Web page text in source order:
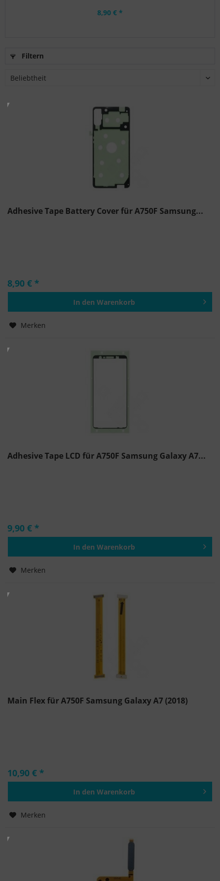
8,90 € *
Filtern
Adhesive Tape Battery Cover für A750F Samsung...
8,90 € *
In den Warenkorb
Merken
Adhesive Tape LCD für A750F Samsung Galaxy A7...
9,90 € *
In den Warenkorb
Merken
Main Flex für A750F Samsung Galaxy A7 (2018)
10,90 € *
In den Warenkorb
Merken